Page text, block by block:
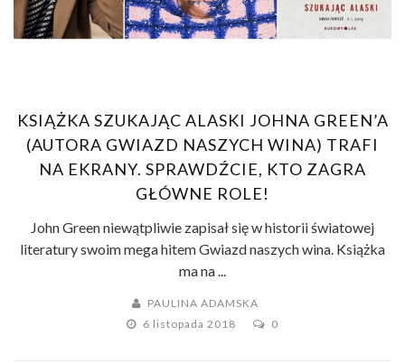
KSIĄŻKA SZUKAJĄC ALASKI JOHNA GREEN’A
(AUTORA GWIAZD NASZYCH WINA) TRAFI
NA EKRANY. SPRAWDŹCIE, KTO ZAGRA
GŁÓWNE ROLE!
John Green niewątpliwie zapisał się w historii światowej
literatury swoim mega hitem Gwiazd naszych wina. Książka
ma na ...
PAULINA ADAMSKA
6 listopada 2018
0